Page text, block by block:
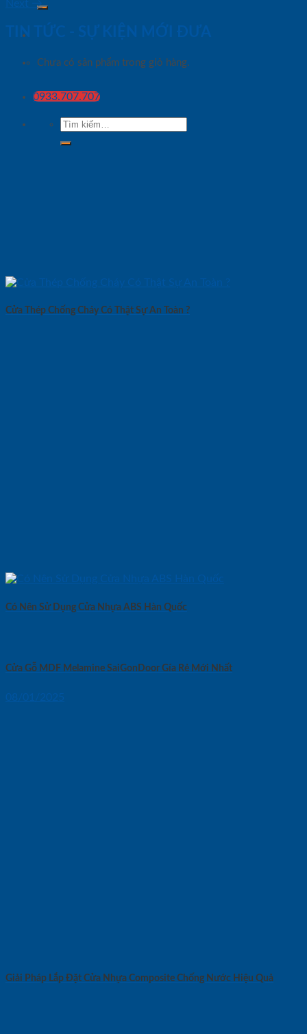
Chưa có sản phẩm trong giỏ hàng.
0933.707.707
Tìm
kiếm:
Next
→
TIN TỨC - SỰ KIỆN MỚI ĐƯA
Cửa Thép Chống Cháy Có Thật Sự An Toàn ?
Có Nên Sử Dụng Cửa Nhựa ABS Hàn Quốc
Cửa Gỗ MDF Melamine SaiGonDoor Gía Rẻ Mới Nhất
08/01/2025
Giải Pháp Lắp Đặt Cửa Nhựa Composite Chống Nước Hiệu Quả